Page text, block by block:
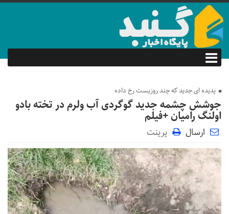
پدیده ای جدید که چند روزیست رخ داده
جوشش چشمه جدید گوگردی آب ولرم در تخته بادو
اولنگ رامیان +فیلم
ارسال پرینت